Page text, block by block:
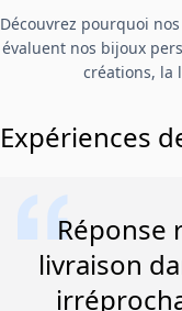
Découvrez pourquoi
évaluent nos bijoux
créations, la
Expériences
Réponse
livraison